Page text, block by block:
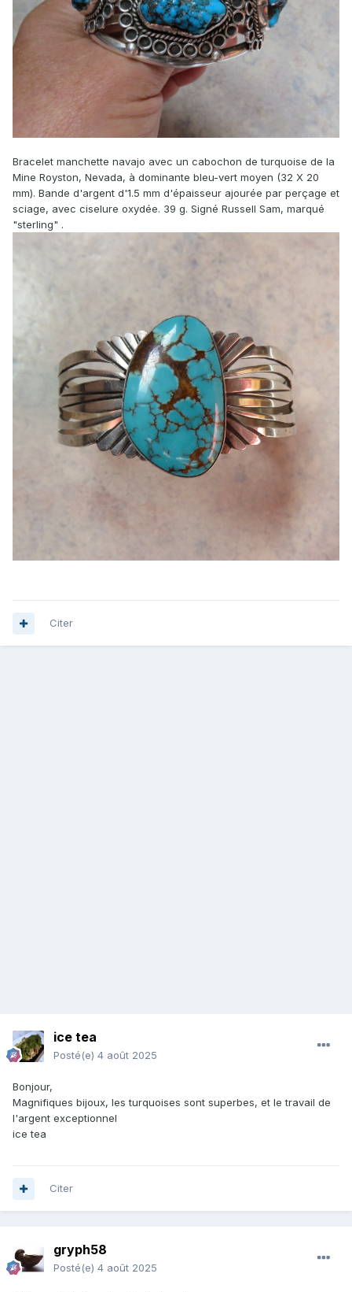
Bracelet manchette navajo avec un cabochon de turquoise de la
Mine Royston, Nevada, à dominante bleu-vert moyen (32 X 20
mm). Bande d'argent d'1.5 mm d'épaisseur ajourée par perçage et
sciage, avec ciselure oxydée. 39 g. Signé Russell Sam, marqué
"sterling" .
Citer
ice tea
Posté(e) 4 août 2025
Bonjour,
Magnifiques bijoux, les turquoises sont superbes, et le travail de
l'argent exceptionnel
ice tea
Citer
gryph58
Posté(e) 4 août 2025